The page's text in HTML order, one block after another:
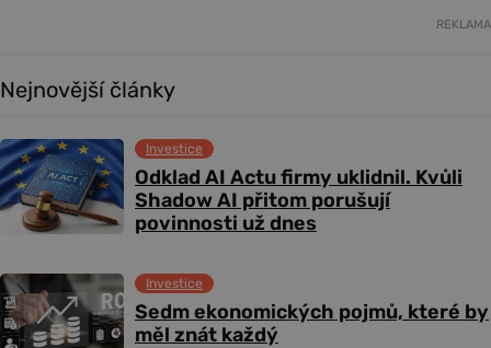
REKLAMA
Nejnovější články
Odklad AI Actu firmy uklidnil. Kvůli
Shadow AI přitom porušují
povinnosti už dnes
Investice
Sedm ekonomických pojmů, které by
měl znát každý
Investice